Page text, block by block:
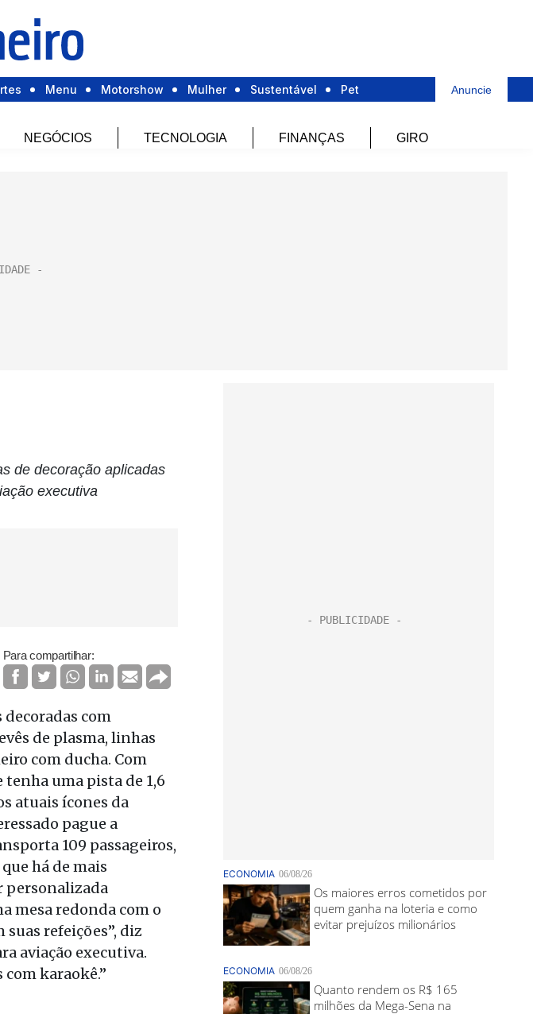
Menu Motorshow Mulher Sustentável Pet Anuncie
NEGÓCIOS TECNOLOGIA FINANÇAS GIRO
de decoração aplicadas
executiva
Para compartilhar:
decoradas com
de plasma, linhas
com ducha. Com
uma pista de 1,6
atuais ícones da
pague a
109 passageiros,
há de mais
personalizada
mesa redonda com o
suas refeições”, diz
aviação executiva.
karaokê.”